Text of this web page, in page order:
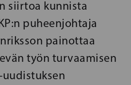
siirtoa kunnista
puheenjohtaja
painottaa
työn turvaamisen